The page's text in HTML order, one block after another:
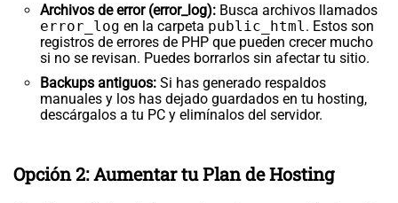
Archivos de error (error_log): Busca archivos llamados
error_log en la carpeta public_html. Estos son
registros de errores de PHP que pueden crecer mucho
si no se revisan. Puedes borrarlos sin afectar tu sitio.
Backups antiguos: Si has generado respaldos
manuales y los has dejado guardados en tu hosting,
descárgalos a tu PC y elimínalos del servidor.
Opción 2: Aumentar tu Plan de Hosting